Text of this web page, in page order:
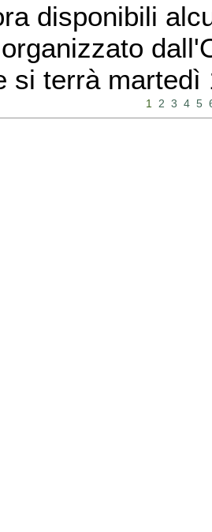
disponibili
si terrà martedì
1 2 3 4 5